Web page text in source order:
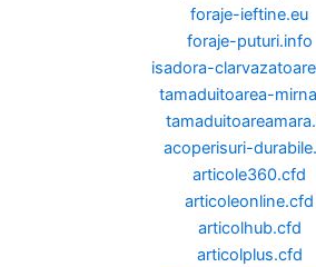
foraje-ieftine.eu
foraje-puturi.info
isadora-
tamaduitoarea-
acoperisuri-
articole360.cfd
articoleonline.cfd
articolhub.cfd
articolplus.cfd